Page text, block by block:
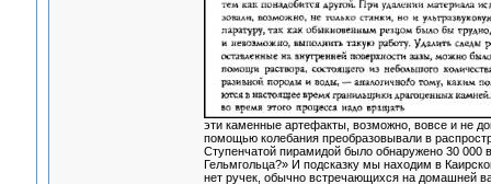
эти каменные артефакты, возможно, вовсе и не
помощью колебания преобразовывали в
Ступенчатой пирамидой было обнаружено 30
Гельмгольца?» И подсказку мы находим в
нет ручек, обычно встречающихся на домашней